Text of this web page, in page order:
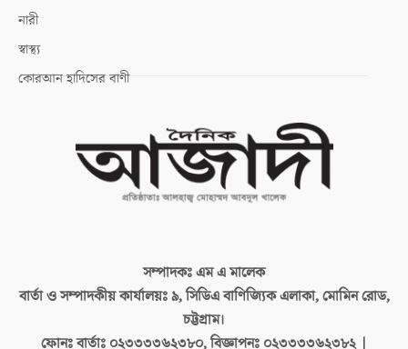
নারী
স্বাস্থ্য
কোরআন হাদিসের বাণী
সম্পাদকঃএম এ মালেক
বার্তা ও সম্পাদকীয় কার্যালয়ঃ৯, সিডিএ বাণিজ্যিক এলাকা, মোমিন রোড,
চট্টগ্রাম।
ফোনঃ বার্তাঃ ০২৩৩৩৩৬২৩৮০, বিজ্ঞাপনঃ ০২৩৩৩৩৬২৩৮২ |